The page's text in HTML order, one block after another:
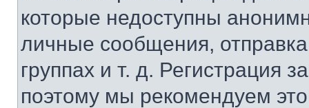
которые недоступны
личные сообщения,
группах и т. д. Регистрация
поэтому мы рекомендуем